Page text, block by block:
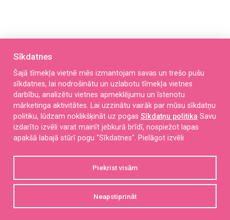
Eduarda Veidenbauma iela 16, Liepāja, LV-3401
kriksitis@liepaja.edu.lv
+371 27899805
P. O. T. C. Pk. 7:00 – 18:30
Sīkdatnes
Šajā tīmekļa vietnē mēs izmantojam savas un trešo pušu
sīkdatnes, lai nodrošinātu un uzlabotu tīmekļa vietnes
darbību, analizētu vietnes apmeklējumu un īstenotu
mārketinga aktivitātes. Lai uzzinātu vairāk par mūsu sīkdatņu
politiku, lūdzam noklikšķināt uz pogas Sīkdatņu politika Savu
izdarīto izvēli varat mainīt jebkurā brīdī, nospiežot lapas
apakšā labajā stūrī pogu "Sīkdatnes". Pielāgot izvēli
Piekrist visām
Neapstiprināt